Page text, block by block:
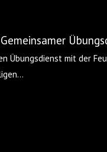
Gemeinsamer
Übungsdienst mit der
…